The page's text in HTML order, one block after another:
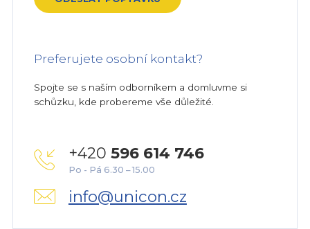
Preferujete osobní kontakt?
Spojte se s naším odborníkem a domluvme si
schůzku, kde probereme vše důležité.
+420 596 614 746
Po - Pá 6.30 – 15.00
info@unicon.cz